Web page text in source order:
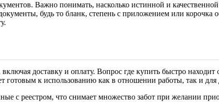
Важно понимать, насколько истинной и
будь то бланк, степень с приложением или корочка
доставку и оплату. Вопрос где купить быстро находит
готовым к использованию как в отношении работы, так и для
с реестром, что снимает множество забот при желании